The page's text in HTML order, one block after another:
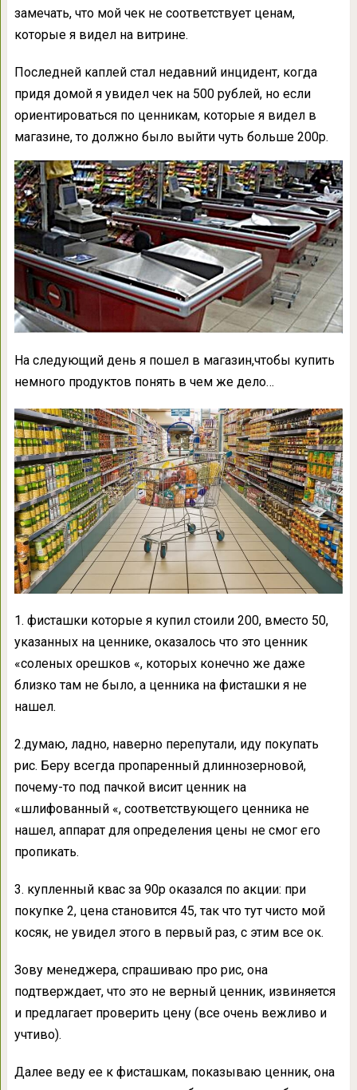
замечать, что мой чек не соответствует ценам,
которые я видел на витрине.
Последней каплей стал недавний инцидент, когда
придя домой я увидел чек на 500 рублей, но если
ориентироваться по ценникам, которые я видел в
магазине, то должно было выйти чуть больше 200р.
На следующий день я пошел в магазин,чтобы купить
немного продуктов понять в чем же дело…
1. фисташки которые я купил стоили 200, вместо 50,
указанных на ценнике, оказалось что это ценник
«соленых орешков «, которых конечно же даже
близко там не было, а ценника на фисташки я не
нашел.
2.думаю, ладно, наверно перепутали, иду покупать
рис. Беру всегда пропаренный длиннозерновой,
почему-то под пачкой висит ценник на
«шлифованный «, соответствующего ценника не
нашел, аппарат для определения цены не смог его
пропикать.
3. купленный квас за 90р оказался по акции: при
покупке 2, цена становится 45, так что тут чисто мой
косяк, не увидел этого в первый раз, с этим все ок.
Зову менеджера, спрашиваю про рис, она
подтверждает, что это не верный ценник, извиняется
и предлагает проверить цену (все очень вежливо и
учтиво).
Далее веду ее к фисташкам, показываю ценник, она